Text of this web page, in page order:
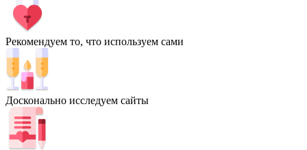
Рекомендуем то, что используем сами
Досконально исследуем сайты